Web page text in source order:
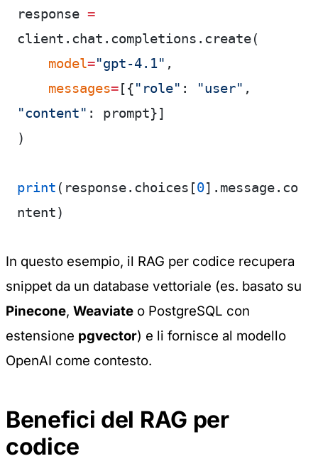
response =
client.chat.completions.create(
    model
="gpt-4.1" ,
    messages
=[{"role" : "user"
"content" : prompt}]
)
print (response.choices[0].message.co
ntent)
In questo esempio, il RAG per codice recupera
snippet da un database vettoriale (es. basato su
Pinecone, Weaviate o PostgreSQL con
estensione pgvector) e li fornisce al modello
OpenAI come contesto.
Benefici del RAG per
codice